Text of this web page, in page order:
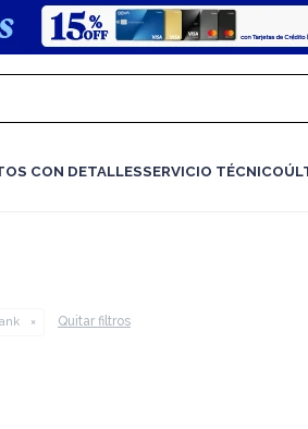
CON DETALLESSERVICIO TÉCNICO
Quitar filtros